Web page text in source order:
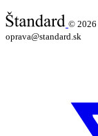
© 2026
oprava@standard.sk